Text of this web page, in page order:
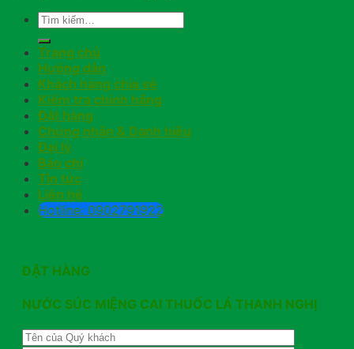
Trang chủ
Hướng dẫn
Khách hàng chia sẻ
Kiểm tra chính hãng
Đặt hàng
Chứng nhận & Danh hiệu
Đại lý
Báo chí
Tin tức
Liên hệ
Hotline: 0902791922
ĐẶT HÀNG
NƯỚC SÚC MIỆNG CAI THUỐC LÁ THANH NGHỊ